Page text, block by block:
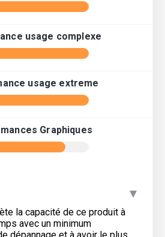
usage complexe
usage extreme
Graphiques
▾
la capacité de ce produit à
avec un minimum